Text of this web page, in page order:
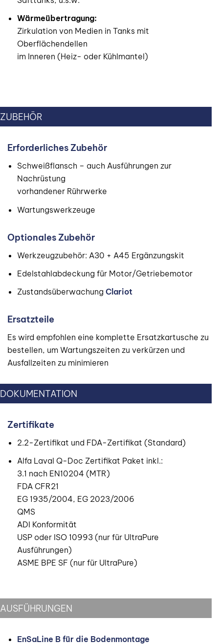
Wärmeübertragung:
Zirkulation von Medien in Tanks mit
Oberflächendellen
im Inneren (Heiz- oder Kühlmantel)
ZUBEHÖR
Erforderliches Zubehör
Schweißflansch – auch Ausführungen zur
Nachrüstung
vorhandener Rührwerke
Wartungswerkzeuge
Optionales Zubehör
Werkzeugzubehör: A30 + A45 Ergänzungskit
Edelstahlabdeckung für Motor/Getriebemotor
Zustandsüberwachung Clariot
Ersatzteile
Es wird empfohlen eine komplette Ersatzkartusche zu
bestellen, um Wartungszeiten zu verkürzen und
Ausfallzeiten zu minimieren
DOKUMENTATION
Zertifikate
2.2-Zertifikat und FDA-Zertifikat (Standard)
Alfa Laval Q-Doc Zertifikat Paket inkl.:
3.1 nach EN10204 (MTR)
FDA CFR21
EG 1935/2004, EG 2023/2006
QMS
ADI Konformität
USP oder ISO 10993 (nur für UltraPure
Ausführungen)
ASME BPE SF (nur für UltraPure)
AUSFÜHRUNGEN
EnSaLine B für die Bodenmontage